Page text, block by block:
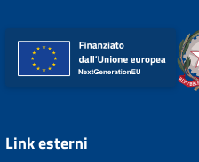
Link esterni